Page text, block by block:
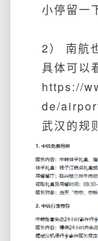
小停留一
2） 南航
具体可以
https://
de/
武汉的规